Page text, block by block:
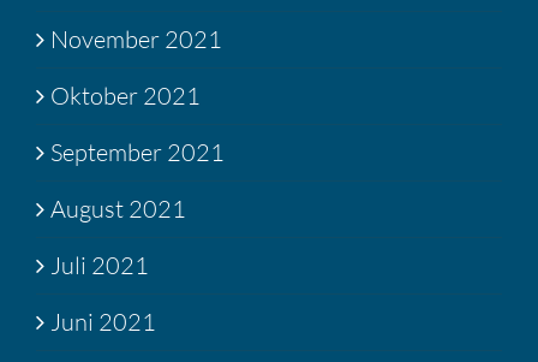
November 2021
Oktober 2021
September 2021
August 2021
Juli 2021
Juni 2021